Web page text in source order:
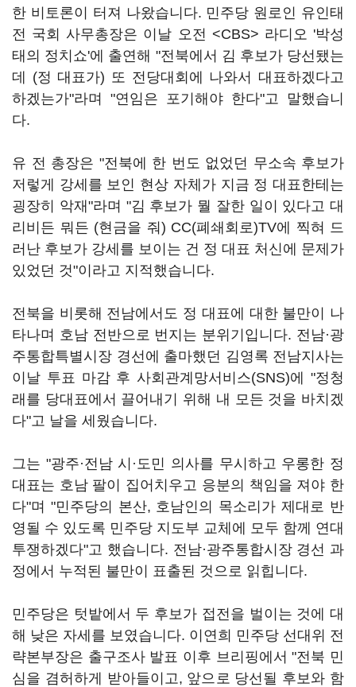
한 비토론이 터져 나왔습니다. 민주당 원로인 유인태
전 국회 사무총장은 이날 오전 <CBS> 라디오 '박성
태의 정치쇼'에 출연해 "전북에서 김 후보가 당선됐는
데 (정 대표가) 또 전당대회에 나와서 대표하겠다고
하겠는가"라며 "연임은 포기해야 한다"고 말했습니
다.
유 전 총장은 "전북에 한 번도 없었던 무소속 후보가
저렇게 강세를 보인 현상 자체가 지금 정 대표한테는
굉장히 악재"라며 "김 후보가 뭘 잘한 일이 있다고 대
리비든 뭐든 (현금을 줘) CC(폐쇄회로)TV에 찍혀 드
러난 후보가 강세를 보이는 건 정 대표 처신에 문제가
있었던 것"이라고 지적했습니다.
전북을 비롯해 전남에서도 정 대표에 대한 불만이 나
타나며 호남 전반으로 번지는 분위기입니다. 전남·광
주통합특별시장 경선에 출마했던 김영록 전남지사는
이날 투표 마감 후 사회관계망서비스(SNS)에 "정청
래를 당대표에서 끌어내기 위해 내 모든 것을 바치겠
다"고 날을 세웠습니다.
그는 "광주·전남 시·도민 의사를 무시하고 우롱한 정
대표는 호남 팔이 집어치우고 응분의 책임을 져야 한
다"며 "민주당의 본산, 호남인의 목소리가 제대로 반
영될 수 있도록 민주당 지도부 교체에 모두 함께 연대
투쟁하겠다"고 했습니다. 전남·광주통합시장 경선 과
정에서 누적된 불만이 표출된 것으로 읽힙니다.
민주당은 텃밭에서 두 후보가 접전을 벌이는 것에 대
해 낮은 자세를 보였습니다. 이연희 민주당 선대위 전
략본부장은 출구조사 발표 이후 브리핑에서 "전북 민
심을 겸허하게 받아들이고, 앞으로 당선될 후보와 함